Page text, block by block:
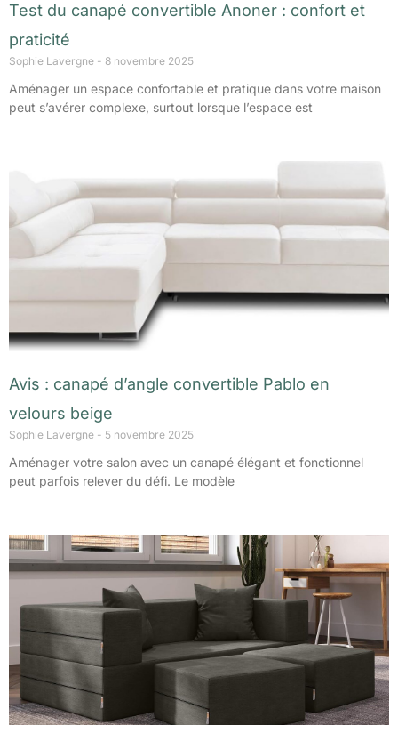
Test du canapé convertible Anoner : confort et
praticité
Sophie Lavergne 8 novembre 2025
Aménager un espace confortable et pratique dans votre maison
peut s’avérer complexe, surtout lorsque l’espace est
Avis : canapé d’angle convertible Pablo en
velours beige
Sophie Lavergne 5 novembre 2025
Aménager votre salon avec un canapé élégant et fonctionnel
peut parfois relever du défi. Le modèle